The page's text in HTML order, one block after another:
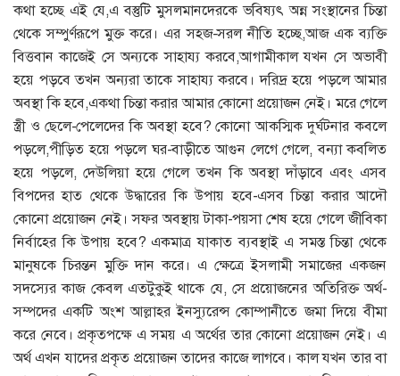
কথা হচ্ছে এই যে,এ বস্তুটি মুসলমানদেরকে ভবিষ্যৎ অন্ন সংস্থানের চিন্তা
থেকে সম্পুর্ণরূপে মুক্ত করে। এর সহজ-সরল নীতি হচ্ছে,আজ এক ব্যক্তি
বিত্তবান কাজেই সে অন্যকে সাহায্য করবে,আগামীকাল যখন সে অভাবী
হয়ে পড়বে তখন অন্যরা তাকে সাহায্য করবে। দরিদ্র হয়ে পড়লে আমার
অবস্থা কি হবে,একথা চিন্তা করার আমার কোনো প্রয়োজন নেই। মরে গেলে
স্ত্রী ও ছেলে-পেলেদের কি অবস্থা হবে? কোনো আকস্মিক দুর্ঘটনার কবলে
পড়লে,পীড়িত হয়ে পড়লে ঘর-বাড়ীতে আগুন লেগে গেলে, বন্যা কবলিত
হয়ে পড়লে, দেউলিয়া হয়ে গেলে তখন কি অবস্থা দাঁড়াবে এবং এসব
বিপদের হাত থেকে উদ্ধারের কি উপায় হবে-এসব চিন্তা করার আদৌ
কোনো প্রয়োজন নেই। সফর অবস্থায় টাকা-পয়সা শেষ হয়ে গেলে জীবিকা
নির্বাহের কি উপায় হবে? একমাত্র যাকাত ব্যবস্থাই এ সমস্ত চিন্তা থেকে
মানুষকে চিরন্তন মুক্তি দান করে। এ ক্ষেত্রে ইসলামী সমাজের একজন
সদস্যের কাজ কেবল এতটুকুই থাকে যে, সে প্রয়োজনের অতিরিক্ত অর্থ-
সম্পদের একটি অংশ আল্লাহর ইনস্যুরেন্স কোম্পানীতে জমা দিয়ে বীমা
করে নেবে। প্রকৃতপক্ষে এ সময় এ অর্থের তার কোনো প্রয়োজন নেই। এ
অর্থ এখন যাদের প্রকৃত প্রয়োজন তাদের কাজে লাগবে। কাল যখন তার বা